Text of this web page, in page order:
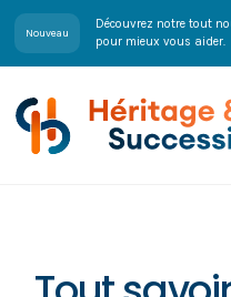
Nouveau
Découvrez notre tout
pour mieux vous aider.